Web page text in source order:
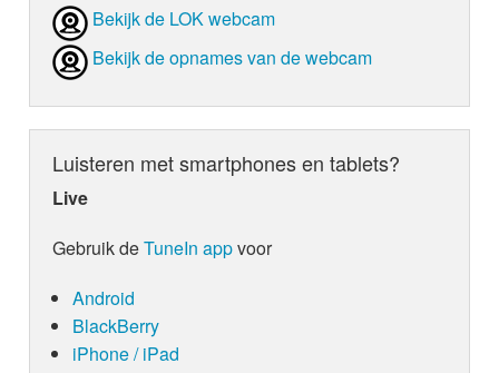
Bekijk de LOK webcam
Bekijk de opnames van de webcam
Luisteren met smartphones en tablets?
Live
Gebruik deTuneIn appvoor
Android
BlackBerry
iPhone / iPad